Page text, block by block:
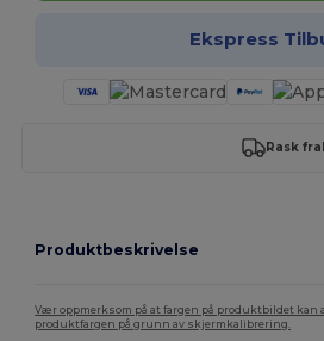
Ekspress
Rask
Produktbeskrivelse
Vær oppmerksom på at fargen på produktbildet kan
produktfargen på grunn av skjermkalibrering.